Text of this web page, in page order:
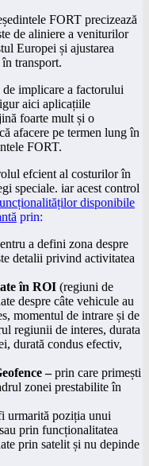
FORT precizează
de aliniere a veniturilor
Europei și ajustarea
transport.
implicare a factorului
aici aplicațiile
foarte mult și o
afacere pe termen lung în
FORT.
efcient al costurilor în
speciale. iar acest control
disponibile
prin:
a defini zona despre
detalii privind activitatea
în ROI (regiuni de
despre câte vehicule au
momentul de intrare și de
regiunii de interes, durata
durată condus efectiv,
–prin care primești
zonei prestabilite în
urmarită poziția unui
prin funcționalitatea
prin satelit și nu depinde